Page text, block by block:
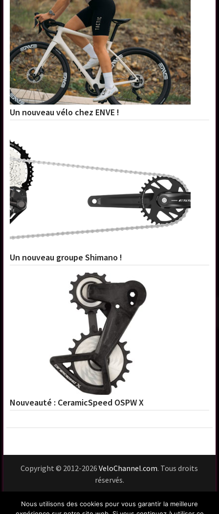
Un nouveau vélo chez ENVE !
Un nouveau groupe Shimano !
Nouveauté : CeramicSpeed OSPW X
Copyright © 2012-2026VeloChannel.com. Tous droits
réservés.
Nous utilisons des cookies pour vous garantir la meilleure